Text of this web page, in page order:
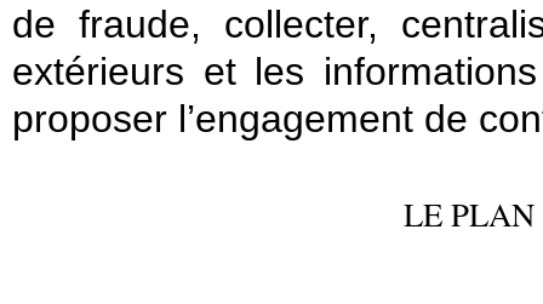
de fraude, collecter,
extérieurs et les
proposer l’engagement de
LE